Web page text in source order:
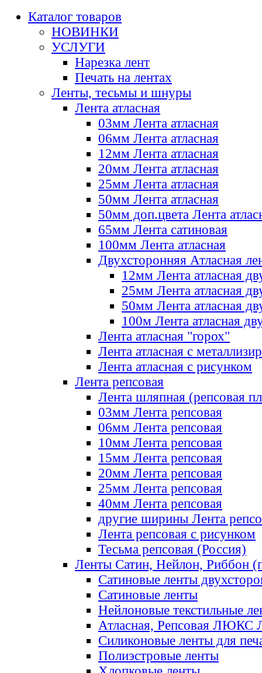
Каталог товаров
НОВИНКИ
УСЛУГИ
Нарезка лент
Печать на лентах
Ленты, тесьмы и шнуры
Лента атласная
03мм Лента атласная
06мм Лента атласная
12мм Лента атласная
20мм Лента атласная
25мм Лента атласная
50мм Лента атласная
50мм доп.цвета Лента
65мм Лента сатиновая
100мм Лента атласная
Двухсторонняя Атласная
12мм Лента атласная
25мм Лента атласная
50мм Лента атласная
100м Лента атласная
Лента атласная "горох"
Лента атласная с
Лента атласная с рисунком
Лента репсовая
Лента шляпная (репсовая
03мм Лента репсовая
06мм Лента репсовая
10мм Лента репсовая
15мм Лента репсовая
20мм Лента репсовая
25мм Лента репсовая
40мм Лента репсовая
другие ширины Лента
Лента репсовая с рисунком
Тесьма репсовая (Россия)
Ленты Сатин, Нейлон, Риббон
Сатиновые ленты
Сатиновые ленты
Нейлоновые текстильные
Атласная, Репсовая ЛЮКС
Силиконовые ленты для
Полиэстровые ленты